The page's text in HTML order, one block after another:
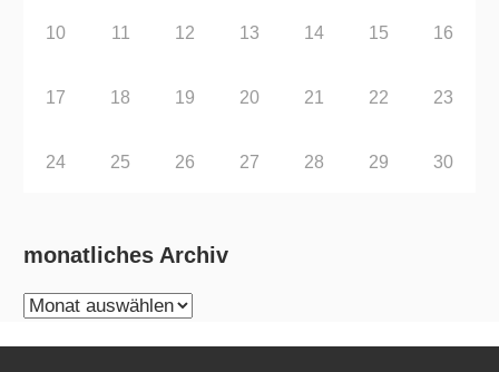
10 11 12 13 14 15 16
17 18 19 20 21 22 23
24 25 26 27 28 29 30
monatliches Archiv
monatliches